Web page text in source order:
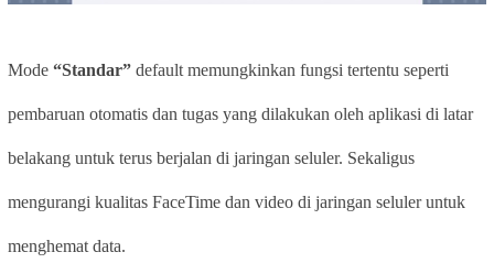
Mode “Standar” default memungkinkan fungsi tertentu seperti
pembaruan otomatis dan tugas yang dilakukan oleh aplikasi di latar
belakang untuk terus berjalan di jaringan seluler. Sekaligus
mengurangi kualitas FaceTime dan video di jaringan seluler untuk
menghemat data.